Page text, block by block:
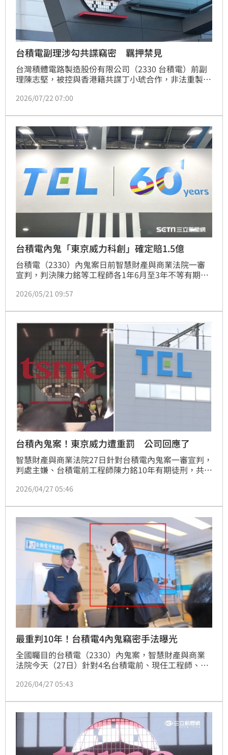
台積電副理涉勾共諜竊密 羈押禁見
台灣積體電路製造股份有限公司（2330 台積電）前副
理陳志堅，被控與香港籍共諜丁小琥合作，非法重製台
灣高等檢察署21日依違反國安法、營業秘密法等罪起
開移審庭，訊後裁定陳志堅羈押禁見3月。可抗告。
2026/07/22 07:00
台積電內鬼「東京威力科創」確定賠1.5億
台積電（2330）內鬼案日前智慧財產與商業法院一審
宣判，判決陳力銘等工程師各1年6月至3年不等有期徒
解，台灣高等檢察署智財分署決定不上訴，東京威力科
支付公庫。
2026/05/21 09:57
台積內鬼案！東京威力遭重罰 公司回應了
智慧財產與商業法院27日針對台積電內鬼案一審宣判，
判處主嫌、台積電前工程師陳力銘10年有期徒刑，共犯
東京威力科創台灣子公司違反國家安全法等法規中對該
此，東京威力科創表示，對於未能充分履行對該前員工
之監督義務一事，公司以極為嚴肅的態度看待，也強調
此次調查及判決結果均未認定Tokyo Electron
2026/04/27 05:46
最重判10年！台積電4內鬼竊密手法曝光
全國矚目的台積電（2330）內鬼案，智慧財產與商業
法院今天（27日）針對4名台積電前、現任工程師、日
判決主嫌，前工程師陳力銘10年有期徒刑、吳秉駿應執
徒刑、東京威力科創女主管盧怡尹判刑10月，緩刑3
年，需支付公庫100萬元、東京威力科創判罰1億5000
萬罰金。可上訴。而主嫌陳力銘以手機翻拍台積電晶
2026/04/27 05:43